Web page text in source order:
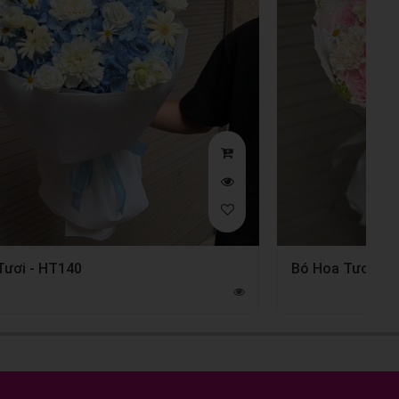
- HT140 Bó Hoa Tươi -